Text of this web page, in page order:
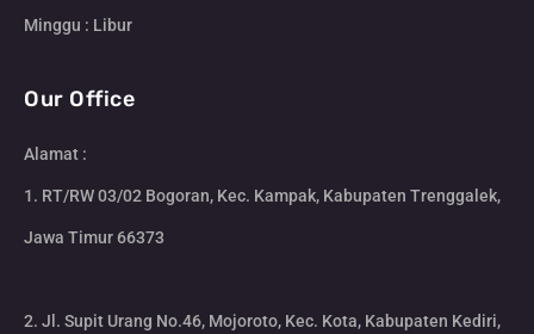
Minggu : Libur
Our Office
Alamat :
1. RT/RW 03/02 Bogoran, Kec. Kampak, Kabupaten Trenggalek,
Jawa Timur 66373
2. Jl. Supit Urang No.46, Mojoroto, Kec. Kota, Kabupaten Kediri,